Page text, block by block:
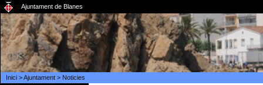
Ajuntament de Blanes
Inici>Ajuntament> Noticies